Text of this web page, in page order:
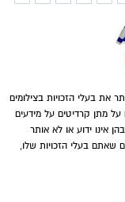
את בעלי הזכויות בצילומים
על מתן קרדיטים על מידעים
אינו ידוע או לא אותר
צילום שאתם בעלי הזכויות שלו,